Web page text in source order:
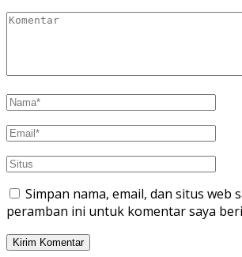
Simpan nama, email, dan situs web
peramban ini untuk komentar saya